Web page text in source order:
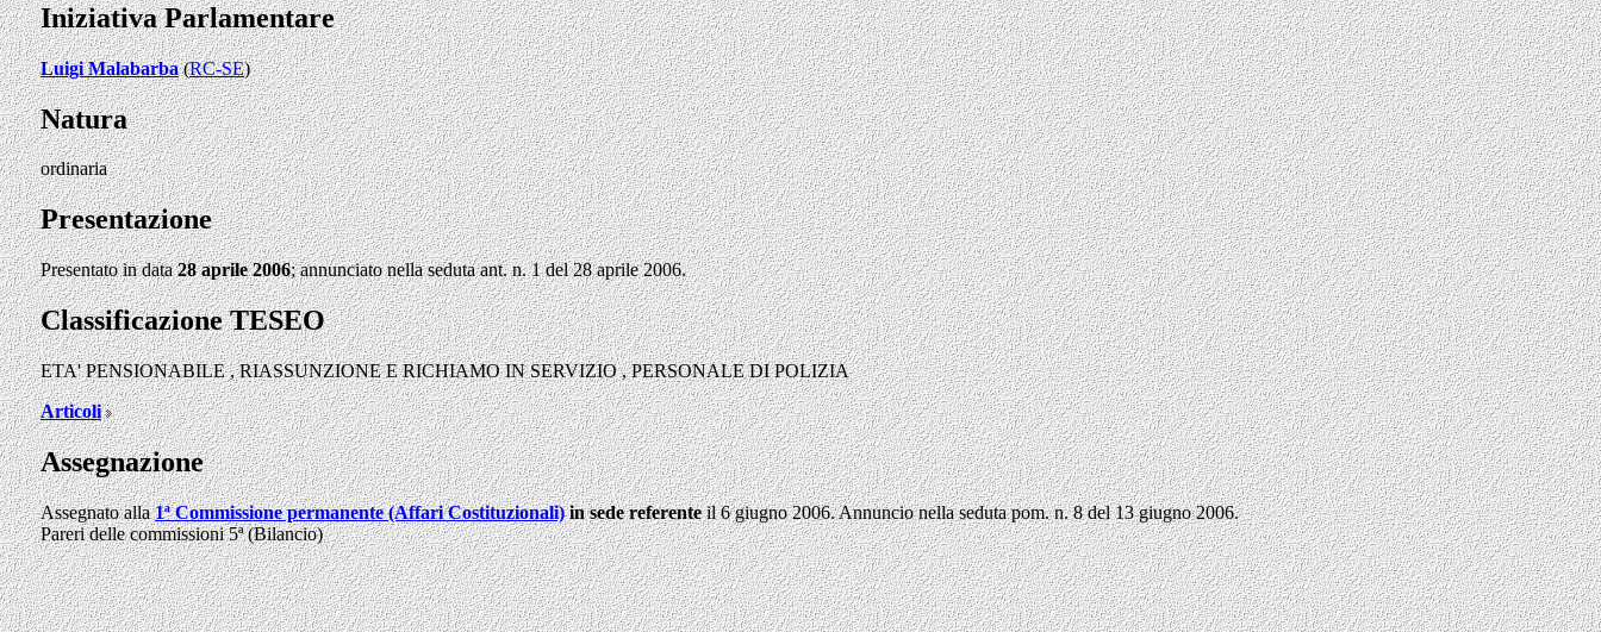
Iniziativa Parlamentare
Luigi Malabarba(RC-SE)
Natura
ordinaria
Presentazione
Presentato in data28 aprile 2006; annunciato nella seduta ant. n. 1 del 28 aprile 2006.
Classificazione TESEO
ETA' PENSIONABILE,RIASSUNZIONE E RICHIAMO IN SERVIZIO,PERSONALE DI POLIZIA
Articoli
Assegnazione
Assegnato alla1ª Commissione permanente (Affari Costituzionali) in sede referenteil 6 giugno 2006. Annuncio nella seduta pom. n. 8 del 13 giugno 2006.
Pareri delle commissioni5ª (Bilancio)